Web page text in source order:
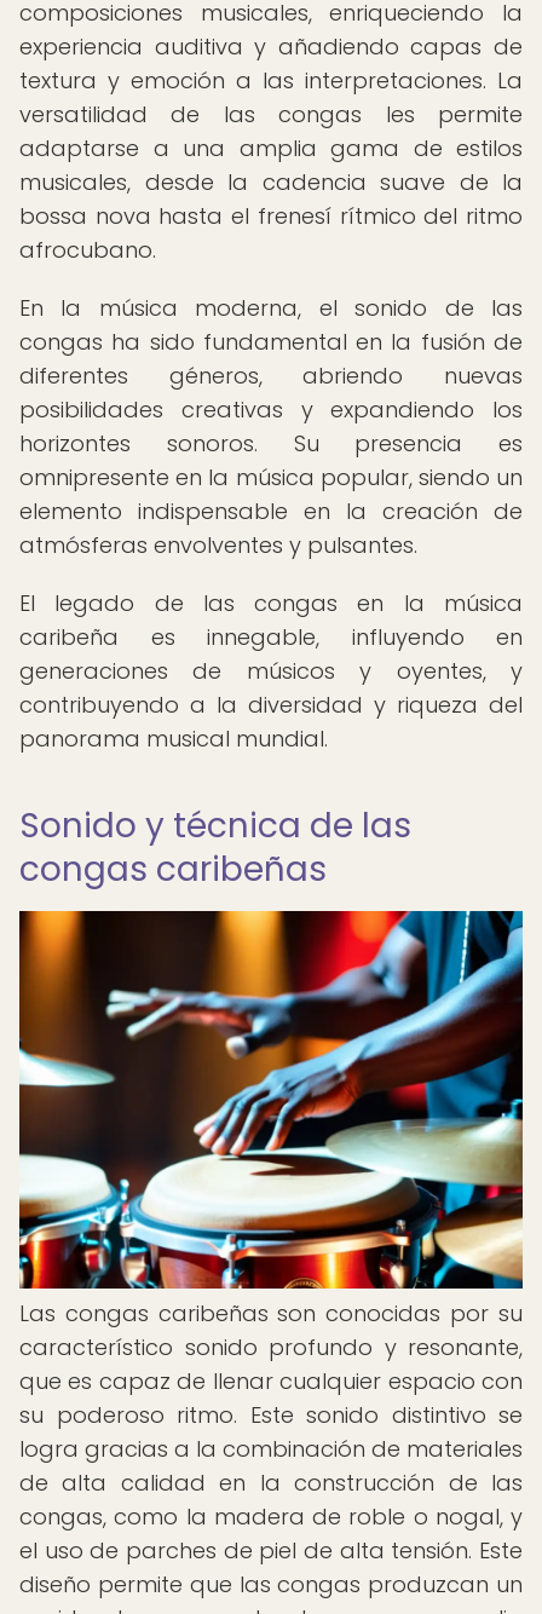
composiciones musicales, enriqueciendo la
experiencia auditiva y añadiendo capas de
textura y emoción a las interpretaciones. La
versatilidad de las congas les permite
adaptarse a una amplia gama de estilos
musicales, desde la cadencia suave de la
bossa nova hasta el frenesí rítmico del ritmo
afrocubano.
En la música moderna, el sonido de las
congas ha sido fundamental en la fusión de
diferentes géneros, abriendo nuevas
posibilidades creativas y expandiendo los
horizontes sonoros. Su presencia es
omnipresente en la música popular, siendo un
elemento indispensable en la creación de
atmósferas envolventes y pulsantes.
El legado de las congas en la música
caribeña es innegable, influyendo en
generaciones de músicos y oyentes, y
contribuyendo a la diversidad y riqueza del
panorama musical mundial.
Sonido y técnica de las
congas caribeñas
Las congas caribeñas son conocidas por su
característico sonido profundo y resonante,
que es capaz de llenar cualquier espacio con
su poderoso ritmo. Este sonido distintivo se
logra gracias a la combinación de materiales
de alta calidad en la construcción de las
congas, como la madera de roble o nogal, y
el uso de parches de piel de alta tensión. Este
diseño permite que las congas produzcan un